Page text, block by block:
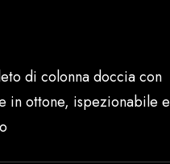
di colonna doccia con
in ottone, ispezionabile e